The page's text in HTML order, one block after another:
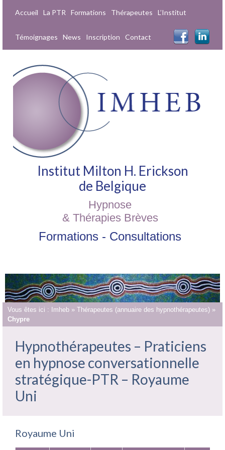
Accueil La PTR Formations Thérapeutes L’Institut
Témoignages News Inscription Contact
Institut Milton H. Erickson
de Belgique
Hypnose
& Thérapies Brèves
Formations - Consultations
Vous êtes ici : Imheb » Thérapeutes (annuaire des hypnothérapeutes) »
Chypre
Hypnothérapeutes – Praticiens
en hypnose conversationnelle
stratégique-PTR – Royaume
Uni
Royaume Uni